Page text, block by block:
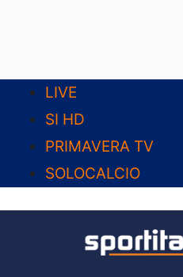
contenuto
LIVE
SI HD
PRIMAVERA TV
SOLOCALCIO